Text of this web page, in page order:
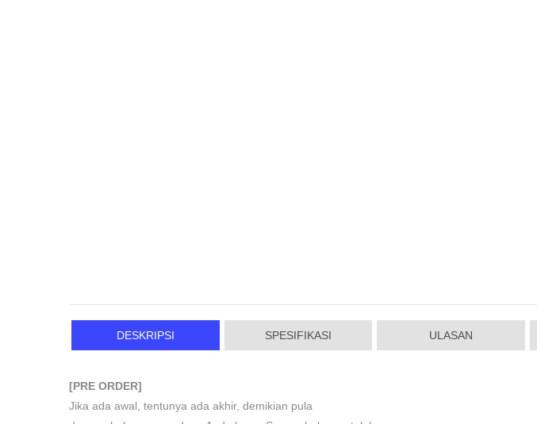
DESKRIPSI SPESIFIKASI ULASAN
[PRE ORDER]
Jika ada awal, tentunya ada akhir, demikian pula